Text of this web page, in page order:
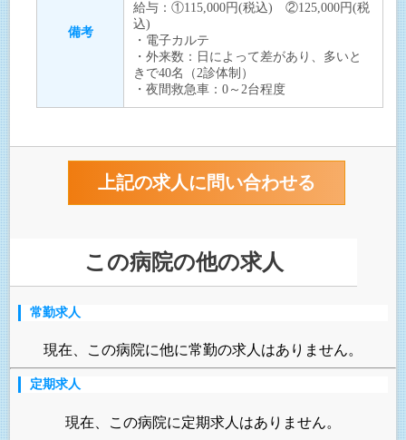
備考
給与：①115,000円(税込) ②125,000円(税
込)
・電子カルテ
・外来数：日によって差があり、多いと
きで40名（2診体制）
・夜間救急車：0～2台程度
この病院の他の求人
常勤求人
現在、この病院に他に常勤の求人はありません。
定期求人
現在、この病院に定期求人はありません。